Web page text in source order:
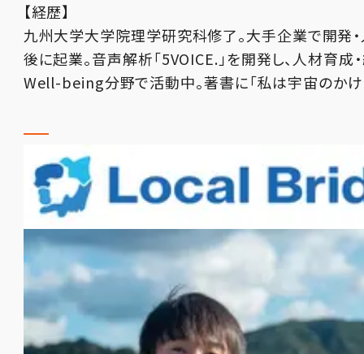
【経歴】
九州大学大学院理学研究科修了。大手企業で開発
後に起業。音声解析「5VOICE.」を開発し、人材育成
Well-being分野で活動中。著書に「私は宇宙のかけ